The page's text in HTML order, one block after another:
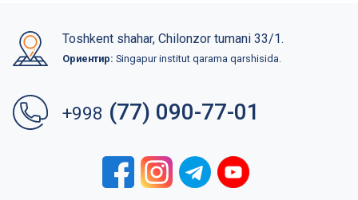
Toshkent shahar, Chilonzor tumani 33/1.
Ориентир: Singapur institut qarama qarshisida.
+998 (77) 090-77-01